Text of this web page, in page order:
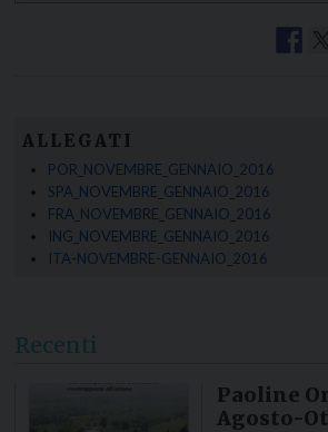
ALLEGATI
POR_NOVEMBRE_GENNAIO_2016
SPA_NOVEMBRE_GENNAIO_2016
FRA_NOVEMBRE_GENNAIO_2016
ING_NOVEMBRE_GENNAIO_2016
ITA-NOVEMBRE-GENNAIO_2016
Recenti
Paoline
Agosto-